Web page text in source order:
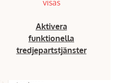
visas
Aktivera
funktionella
tredjepartstjänster